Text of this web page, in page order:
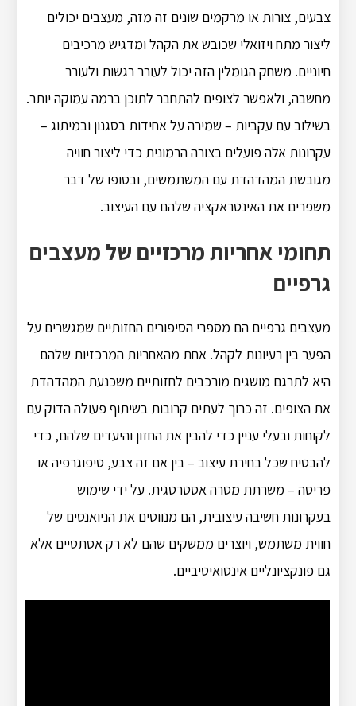
צבעים, צורות או מרקמים שונים זה מזה, מעצבים יכולים
ליצור מתח ויזואלי שכובש את הקהל ומדגיש מרכיבים
חיוניים. משחק הגומלין הזה יכול לעורר רגשות ולעורר
מחשבה, ולאפשר לצופים להתחבר לתוכן ברמה עמוקה יותר.
בשילוב עם עקביות – שמירה על אחידות בסגנון ובמיתוג –
עקרונות אלה פועלים בצורה הרמונית כדי ליצור חוויה
מגובשת המהדהדת עם המשתמשים, ובסופו של דבר
משפרים את האינטראקציה שלהם עם העיצוב.
תחומי אחריות מרכזיים של מעצבים
גרפיים
מעצבים גרפיים הם מספרי הסיפורים החזותיים שמגשרים על
הפער בין רעיונות לקהל. אחת מהאחריות המרכזיות שלהם
היא לתרגם מושגים מורכבים לחזותיים משכנעת המהדהדת
את הצופים. זה כרוך לעתים קרובות בשיתוף פעולה הדוק עם
לקוחות ובעלי עניין כדי להבין את החזון והיעדים שלהם, כדי
להבטיח שכל בחירת עיצוב – בין אם זה צבע, טיפוגרפיה או
פריסה – משרתת מטרה אסטרטגית. על ידי שימוש
בעקרונות חשיבה עיצובית, הם מנווטים את הניואנסים של
חווית משתמש, ויוצרים ממשקים שהם לא רק אסתטיים אלא
גם פונקציונליים אינטואיטיביים.